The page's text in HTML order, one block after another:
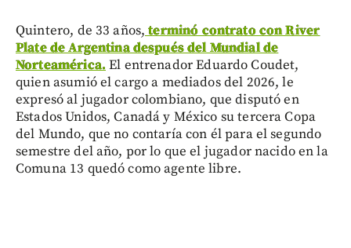
Quintero, de 33 años, terminó contrato con River
Plate de Argentina después del Mundial de
Norteamérica. El entrenador Eduardo Coudet,
quien asumió el cargo a mediados del 2026, le
expresó al jugador colombiano, que disputó en
Estados Unidos, Canadá y México su tercera Copa
del Mundo, que no contaría con él para el segundo
semestre del año, por lo que el jugador nacido en la
Comuna 13 quedó como agente libre.